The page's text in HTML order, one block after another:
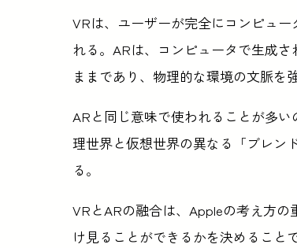
VRは、ユーザーが完全にコンピュ
れる。ARは、コンピュータで生成
ままであり、物理的な環境の文脈を
ARと同じ意味で使われることが多
理世界と仮想世界の異なる「ブレン
る。
VRとARの融合は、Appleの考え方
け見ることができるかを決めること